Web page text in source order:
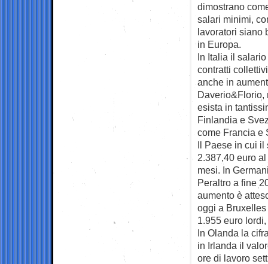
dimostrano
salari minimi,
lavoratori siano
in Europa.
In Italia il
contratti
anche in
Daverio&Florio,
esista in
Finlandia e
come Francia e
Il Paese in cui il
2.387,40 euro
mesi. In
Peraltro a fine
aumento è
oggi a
1.955 euro
In Olanda la
in Irlanda il
ore di lavoro